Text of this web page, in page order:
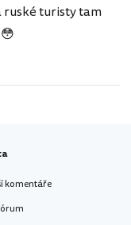
ruské turisty tam
komentáře